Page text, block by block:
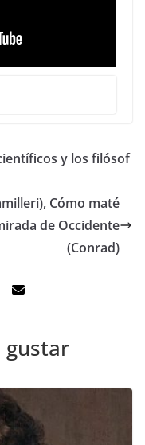
y los filósof
Cómo maté
de Occidente
(Conrad)
gustar